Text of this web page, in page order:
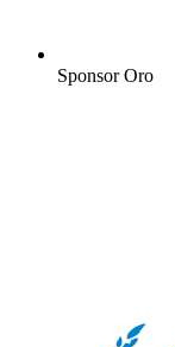
Sponsor Oro